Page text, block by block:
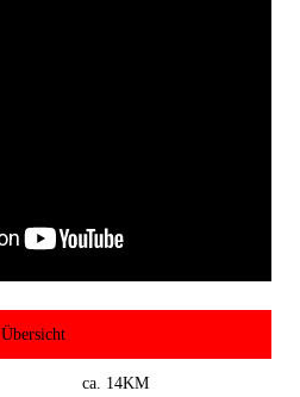
Übersicht
ca. 14KM